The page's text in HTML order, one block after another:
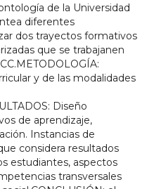
de la Universidad
diferentes
dos trayectos formativos
que se trabajanen
y de las modalidades
Diseño
de aprendizaje,
Instancias de
considera resultados
estudiantes, aspectos
transversales